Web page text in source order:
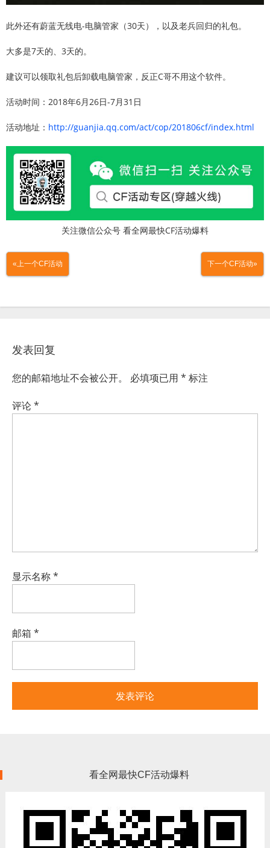
此外还有蔚蓝无线电-电脑管家（30天），以及老兵回归的礼包。
大多是7天的、3天的。
建议可以领取礼包后卸载电脑管家，反正C哥不用这个软件。
活动时间：2018年6月26日-7月31日
活动地址： http://guanjia.qq.com/act/cop/201806cf/index.html
关注微信公众号 看全网最快CF活动爆料
«上一个CF活动 下一个CF活动»
发表回复
您的邮箱地址不会被公开。 必填项已用 * 标注
评论*
显示名称*
邮箱 *
看全网最快CF活动爆料